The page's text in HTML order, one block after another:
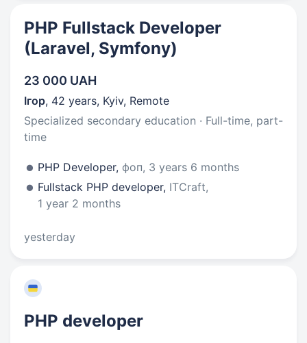
PHP Fullstack Developer
(Laravel, Symfony)
23 000 UAH
Ігор, 42 years, Kyiv, Remote
Specialized secondary education · Full-time, part-
time
PHP Developer, фоп, 3 years 6 months
Fullstack PHP developer, ITCraft,
1 year 2 months
yesterday
PHP developer